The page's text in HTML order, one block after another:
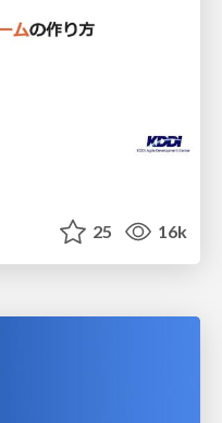
25 16k